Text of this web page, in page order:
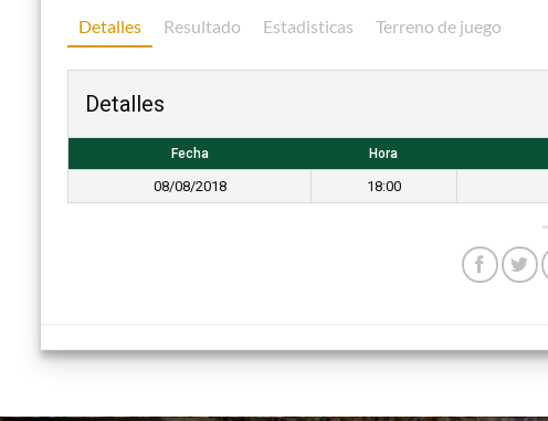
Detalles Resultado Estadisticas Terreno de juego
Detalles
Fecha Hora
08/08/2018 18:00